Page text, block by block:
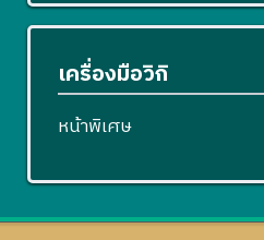
เครื่องมือวิกิ
หน้าพิเศษ